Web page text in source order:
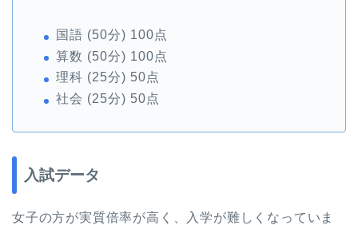
国語 (50分) 100点
算数 (50分) 100点
理科 (25分) 50点
社会 (25分) 50点
入試データ
女子の方が実質倍率が高く、入学が難しくなっていま